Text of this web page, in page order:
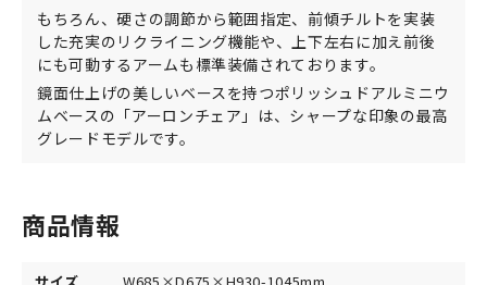
もちろん、硬さの調節から範囲指定、前傾チルトを実装
した充実のリクライニング機能や、上下左右に加え前後
にも可動するアームも標準装備されております。
鏡面仕上げの美しいベースを持つポリッシュドアルミニウ
ムベースの「アーロンチェア」は、シャープな印象の最高
グレードモデルです。
商品情報
サイズ
W685×D675×H930-1045mm